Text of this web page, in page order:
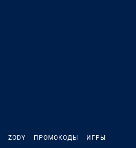
ZODY ПРОМОКОДЫ ИГРЫ